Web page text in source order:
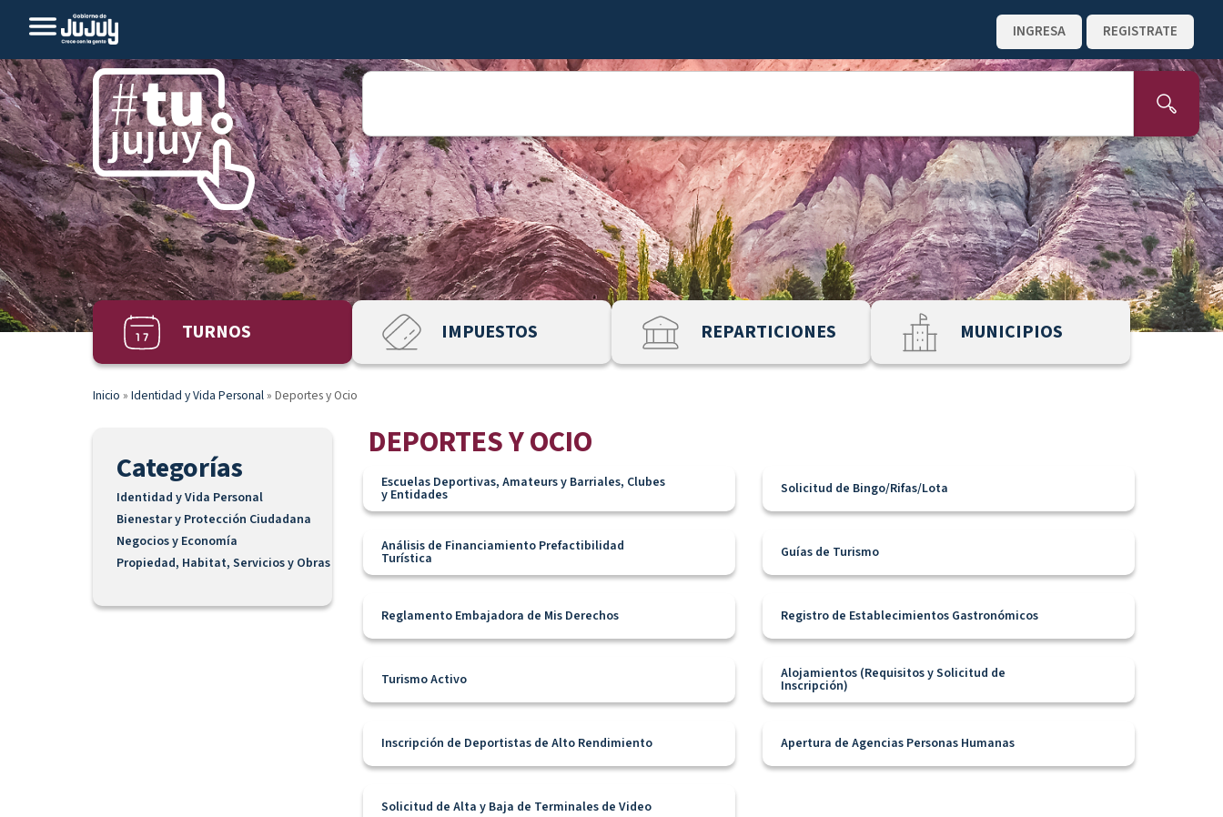
INGRESA REGISTRATE
TURNOS IMPUESTOS REPARTICIONES MUNICIPIOS
Inicio » Identidad y Vida Personal » Deportes y Ocio
Categorías
Identidad y Vida Personal
Bienestar y Protección Ciudadana
Negocios y Economía
Propiedad, Habitat, Servicios y Obras
DEPORTES Y OCIO
Escuelas Deportivas, Amateurs y Barriales, Clubes
y Entidades Solicitud de Bingo/Rifas/Lota
Análisis de Financiamiento Prefactibilidad
Turística Guías de Turismo
Reglamento Embajadora de Mis Derechos Registro de Establecimientos Gastronómicos
Turismo Activo Alojamientos (Requisitos y Solicitud de
Inscripción)
Inscripción de Deportistas de Alto Rendimiento Apertura de Agencias Personas Humanas
Solicitud de Alta y Baja de Terminales de Video